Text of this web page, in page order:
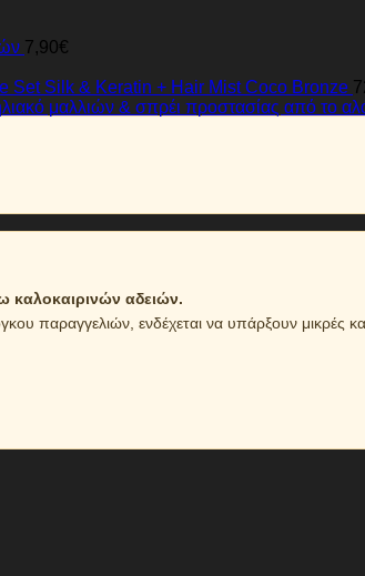
καλοκαιρινών αδειών.
παραγγελιών, ενδέχεται να υπάρξουν μικρές
7,90€
Set Silk & Keratin + Hair Mist Coco Bronze
μαλλιών & σπρέι προστασίας από το